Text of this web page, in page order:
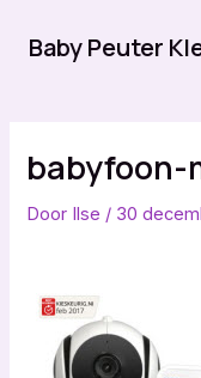
naarBaby Peuter
Door Ilse / 30